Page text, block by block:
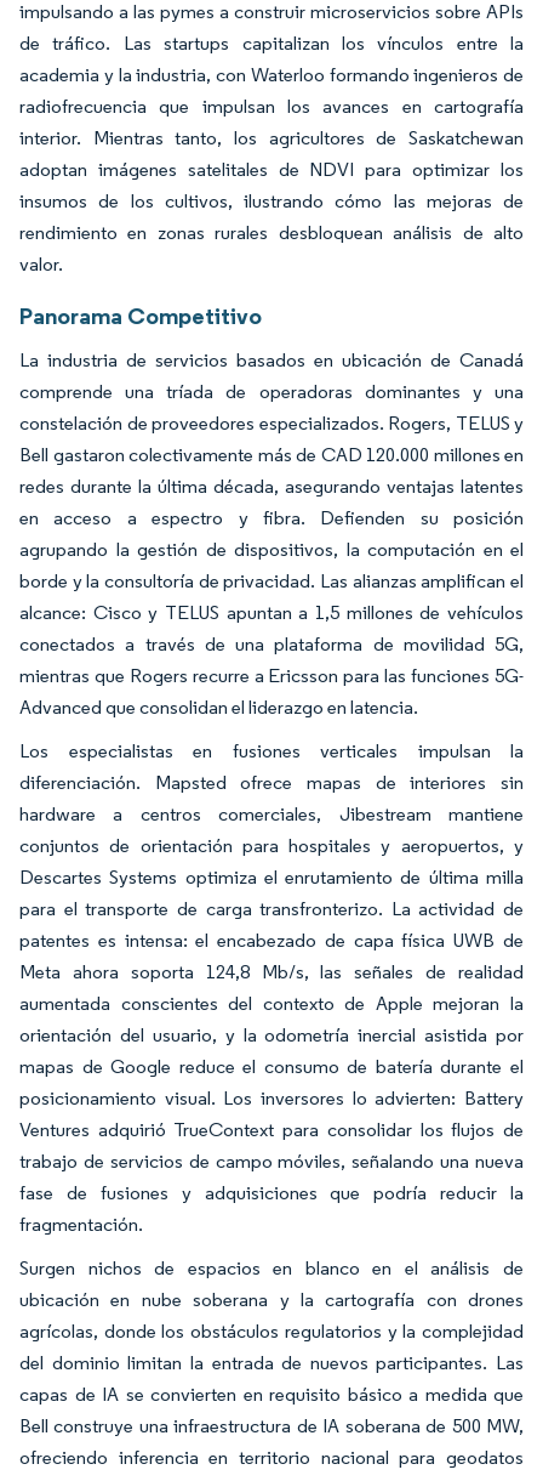
impulsando a las pymes a construir microservicios sobre APIs
de tráfico. Las startups capitalizan los vínculos entre la
academia y la industria, con Waterloo formando ingenieros de
radiofrecuencia que impulsan los avances en cartografía
interior. Mientras tanto, los agricultores de Saskatchewan
adoptan imágenes satelitales de NDVI para optimizar los
insumos de los cultivos, ilustrando cómo las mejoras de
rendimiento en zonas rurales desbloquean análisis de alto
valor.
Panorama Competitivo
La industria de servicios basados en ubicación de Canadá
comprende una tríada de operadoras dominantes y una
constelación de proveedores especializados. Rogers, TELUS y
Bell gastaron colectivamente más de CAD 120.000 millones en
redes durante la última década, asegurando ventajas latentes
en acceso a espectro y fibra. Defienden su posición
agrupando la gestión de dispositivos, la computación en el
borde y la consultoría de privacidad. Las alianzas amplifican el
alcance: Cisco y TELUS apuntan a 1,5 millones de vehículos
conectados a través de una plataforma de movilidad 5G,
mientras que Rogers recurre a Ericsson para las funciones 5G-
Advanced que consolidan el liderazgo en latencia.
Los especialistas en fusiones verticales impulsan la
diferenciación. Mapsted ofrece mapas de interiores sin
hardware a centros comerciales, Jibestream mantiene
conjuntos de orientación para hospitales y aeropuertos, y
Descartes Systems optimiza el enrutamiento de última milla
para el transporte de carga transfronterizo. La actividad de
patentes es intensa: el encabezado de capa física UWB de
Meta ahora soporta 124,8 Mb/s, las señales de realidad
aumentada conscientes del contexto de Apple mejoran la
orientación del usuario, y la odometría inercial asistida por
mapas de Google reduce el consumo de batería durante el
posicionamiento visual. Los inversores lo advierten: Battery
Ventures adquirió TrueContext para consolidar los flujos de
trabajo de servicios de campo móviles, señalando una nueva
fase de fusiones y adquisiciones que podría reducir la
fragmentación.
Surgen nichos de espacios en blanco en el análisis de
ubicación en nube soberana y la cartografía con drones
agrícolas, donde los obstáculos regulatorios y la complejidad
del dominio limitan la entrada de nuevos participantes. Las
capas de IA se convierten en requisito básico a medida que
Bell construye una infraestructura de IA soberana de 500 MW,
ofreciendo inferencia en territorio nacional para geodatos